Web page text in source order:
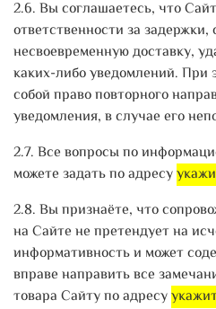
2.6. Вы соглашаетесь, что
ответственности за
несвоевременную доставку,
каких-либо уведомлений. При
собой право повторного
уведомления, в случае его
2.7. Все вопросы по
можете задать по адресу
2.8. Вы признаёте, что
на Сайте не претендует на
информативность и может
вправе направить все
товара Сайту по адресу